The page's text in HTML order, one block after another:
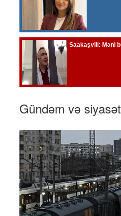
Gündəm və siyasət